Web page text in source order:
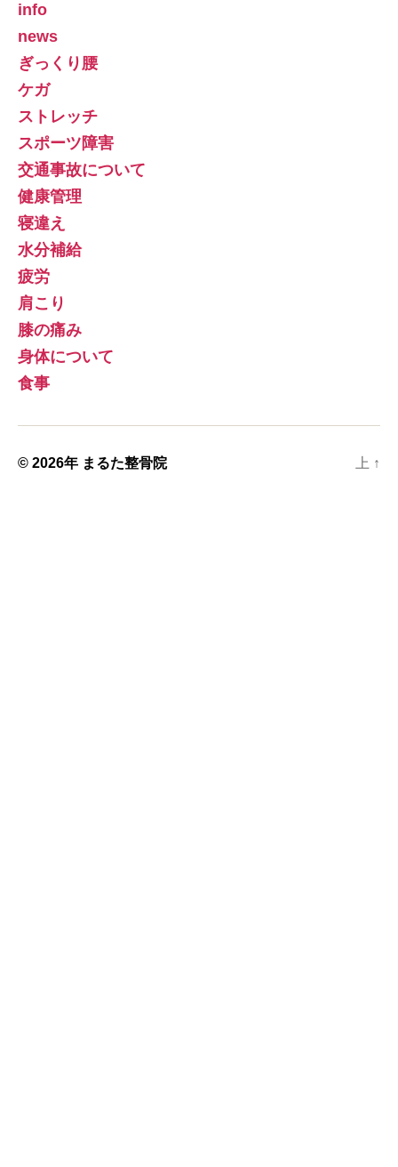
info
news
ぎっくり腰
ケガ
ストレッチ
スポーツ障害
交通事故について
健康管理
寝違え
水分補給
疲労
肩こり
膝の痛み
身体について
食事
© 2026年 まるた整骨院 上 ↑